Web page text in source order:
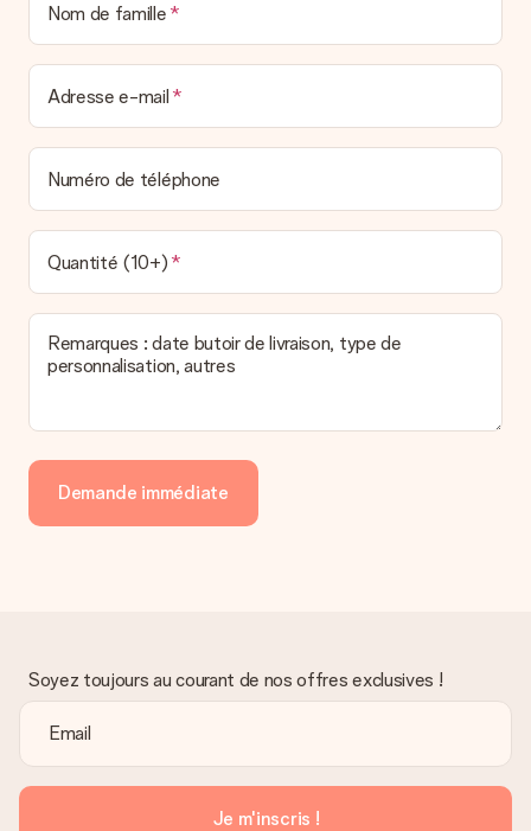
Nom de famille
Adresse e-mail
Numéro de téléphone
Quantité (10+)
Remarques : date butoir de livraison, type de
personnalisation, autres
Demande immédiate
Soyez toujours au courant de nos offres exclusives !
Je m'inscris !